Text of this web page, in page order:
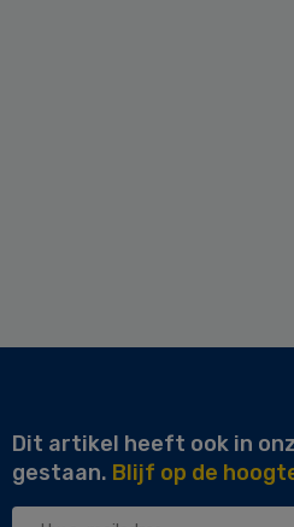
Dit artikel heeft ook in
gestaan. Blijf op de
Uw